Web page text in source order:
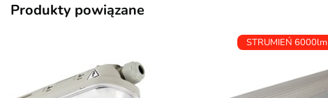
Produkty powiązane
STRUMIEŃ 6000lm